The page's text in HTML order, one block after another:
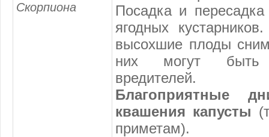
Скорпиона
Посадка и
ягодных
высохшие плоды
них могут быть
вредителей.
Благоприятные
квашения капусты
приметам).